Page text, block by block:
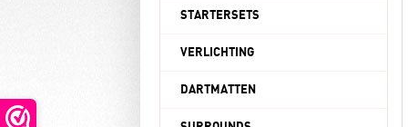
STARTERSETS
VERLICHTING
DARTMATTEN